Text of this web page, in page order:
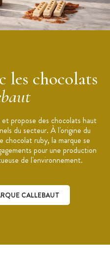
beurre de cacao, poudre
entier, matière grasse laitière,
les chocolats
propose des chocolats haut
du secteur. À l'origine du
ruby, la marque se
pour une production
de l'environnement.
CALLEBAUT